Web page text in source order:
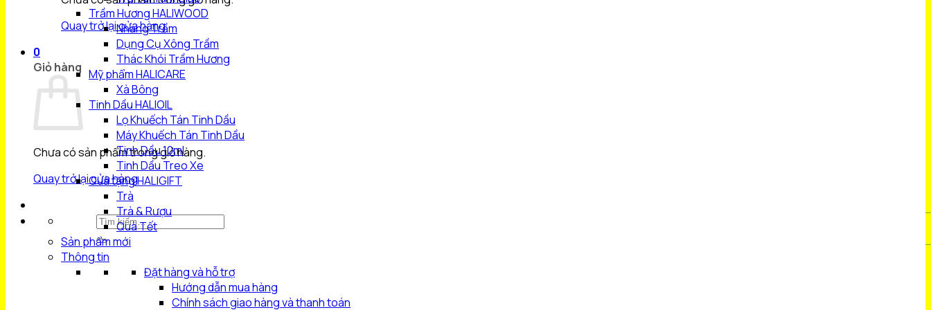
Quay trở lại cửa hàng
0
Giỏ hàng
Chưa có sản phẩm trong giỏ hàng.
Quay trở lại cửa hàng
Tìm
kiếm:
Trầm Hương HALIWOOD
Nhang Trầm
Dụng Cụ Xông Trầm
Thác Khói Trầm Hương
Mỹ phẩm HALICARE
Xà Bông
Tinh Dầu HALIOIL
Lọ Khuếch Tán Tinh Dầu
Máy Khuếch Tán Tinh Dầu
Tinh Dầu 10ml
Tinh Dầu Treo Xe
Quà tặng HALIGIFT
Trà
Trà & Rượu
Quà Tết
Sản phẩm mới
Thông tin
Đặt hàng và hỗ trợ
Hướng dẫn mua hàng
Chính sách giao hàng và thanh toán